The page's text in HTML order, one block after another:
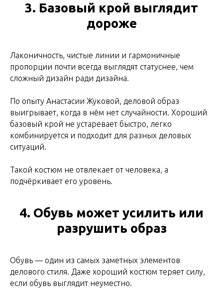
3. Базовый крой выглядит
дороже
Лаконичность, чистые линии и гармоничные
пропорции почти всегда выглядят статуснее, чем
сложный дизайн ради дизайна.
По опыту Анастасии Жуковой, деловой образ
выигрывает, когда в нём нет случайности. Хороший
базовый крой не устаревает быстро, легко
комбинируется и подходит для разных деловых
ситуаций.
Такой костюм не отвлекает от человека, а
подчёркивает его уровень.
4. Обувь может усилить или
разрушить образ
Обувь — один из самых заметных элементов
делового стиля. Даже хороший костюм теряет силу,
если обувь выглядит неуместно.